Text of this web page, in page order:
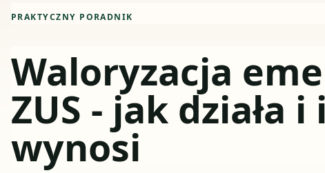
PRAKTYCZNY PORADNIK
Waloryzacja
ZUS - jak działa i
wynosi